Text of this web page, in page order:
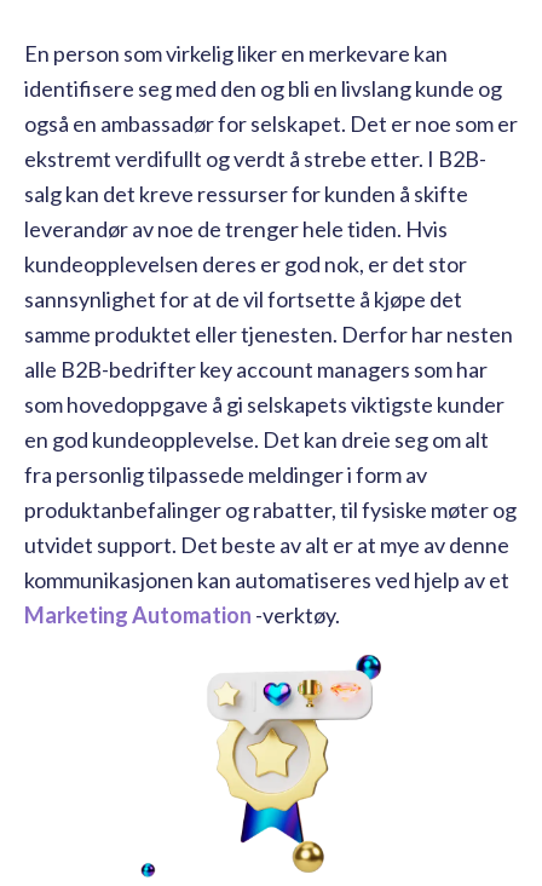
En person som virkelig liker en merkevare kan
identifisere seg med den og bli en livslang kunde og
også en ambassadør for selskapet. Det er noe som er
ekstremt verdifullt og verdt å strebe etter. I B2B-
salg kan det kreve ressurser for kunden å skifte
leverandør av noe de trenger hele tiden. Hvis
kundeopplevelsen deres er god nok, er det stor
sannsynlighet for at de vil fortsette å kjøpe det
samme produktet eller tjenesten. Derfor har nesten
alle B2B-bedrifter key account managers som har
som hovedoppgave å gi selskapets viktigste kunder
en god kundeopplevelse. Det kan dreie seg om alt
fra personlig tilpassede meldinger i form av
produktanbefalinger og rabatter, til fysiske møter og
utvidet support. Det beste av alt er at mye av denne
kommunikasjonen kan automatiseres ved hjelp av et
Marketing Automation -verktøy.